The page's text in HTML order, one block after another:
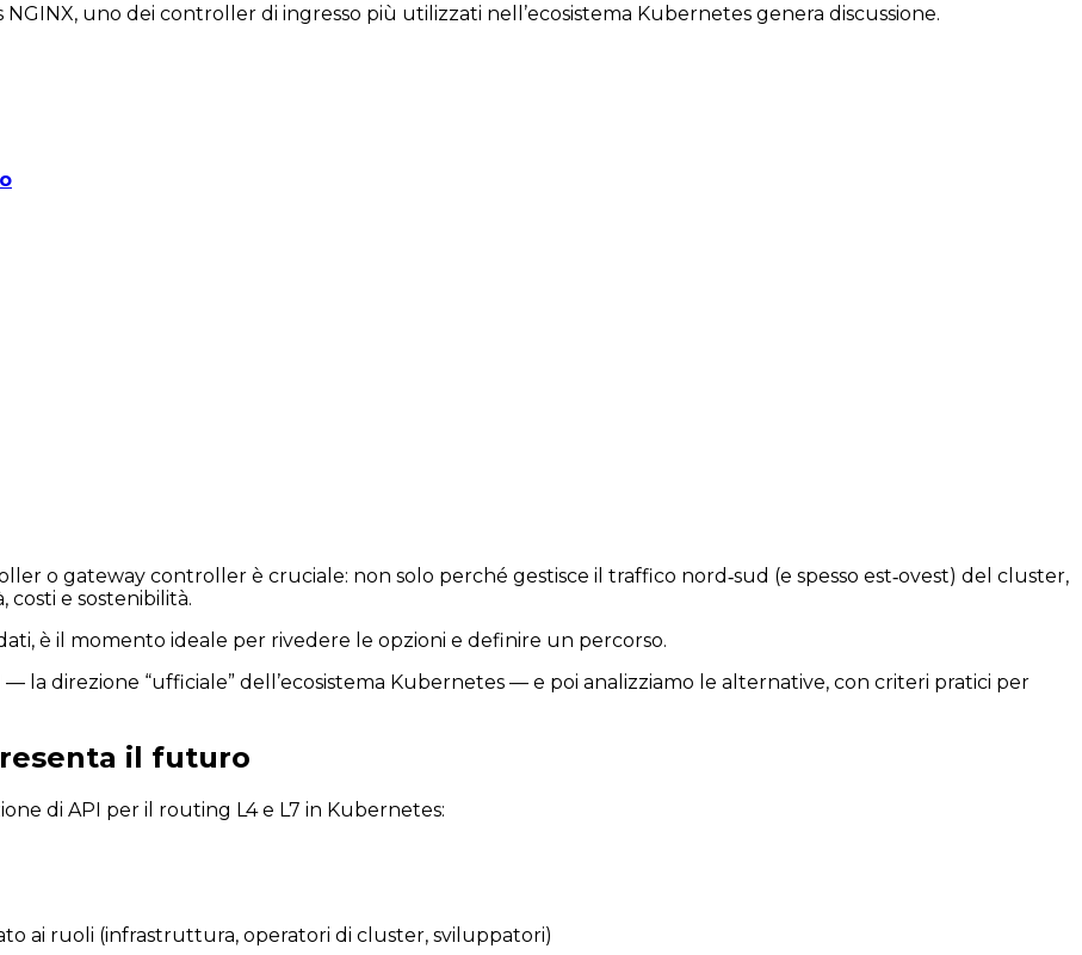
uno dei controller di ingresso più utilizzati nell’ecosistema Kubernetes genera discussione.
o gateway controller è cruciale: non solo perché gestisce il traffico nord‐sud (e spesso est‐ovest) del cluster,
costi e sostenibilità.
è il momento ideale per rivedere le opzioni e definire un percorso.
la direzione “ufficiale” dell’ecosistema Kubernetes — e poi analizziamo le alternative, con criteri pratici per
il futuro
di API per il routing L4 e L7 in Kubernetes:
ai ruoli (infrastruttura, operatori di cluster, sviluppatori)